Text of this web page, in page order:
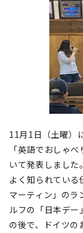
11月1日（土曜）
「英語でおしゃ
いて発表しました
よく知られている
マーティン」のラ
ルフの「日本デー
の後で、ドイツの